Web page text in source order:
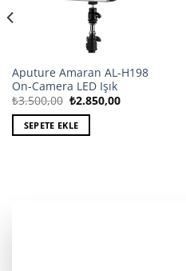
Aputure Amaran AL-H198
On-Camera LED Işık
₺3.500,00 Orijinal
fiyat:
₺3.500,00.
₺2.850,00Şu
andaki
SEPETE EKLE